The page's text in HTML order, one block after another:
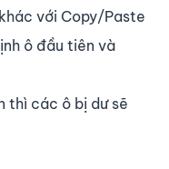
với Copy/Paste
ô đầu tiên và
thì các ô bị dư sẽ